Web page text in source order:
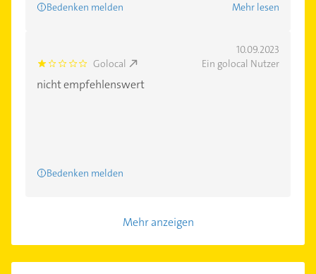
Bedenken melden Mehr lesen
10.09.2023
1.0 Golocal Ein golocal Nutzer
nicht empfehlenswert
Bedenken melden
Mehr anzeigen